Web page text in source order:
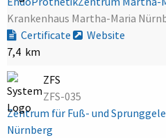
Krankenhaus Martha-Maria
Certificate
Website
7,4 km
ZFS
ZFS-035
Zentrum für Fuß- und
Nürnberg